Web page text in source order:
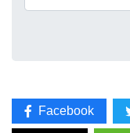
Facebook